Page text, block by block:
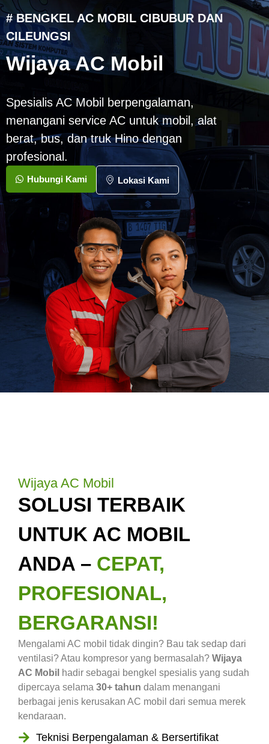
# BENGKEL AC MOBIL CIBUBUR DAN
CILEUNGSI
Wijaya AC Mobil
Spesialis AC Mobil berpengalaman,
menangani service AC untuk mobil, alat
berat, bus, dan truk Hino dengan
profesional.
Hubungi Kami Lokasi Kami
Wijaya AC Mobil
SOLUSI TERBAIK
UNTUK AC MOBIL
ANDA – CEPAT,
PROFESIONAL,
BERGARANSI!
Mengalami AC mobil tidak dingin? Bau tak sedap dari
ventilasi? Atau kompresor yang bermasalah? Wijaya
AC Mobil hadir sebagai bengkel spesialis yang sudah
dipercaya selama 30+ tahun dalam menangani
berbagai jenis kerusakan AC mobil dari semua merek
kendaraan.
Teknisi Berpengalaman & Bersertifikat